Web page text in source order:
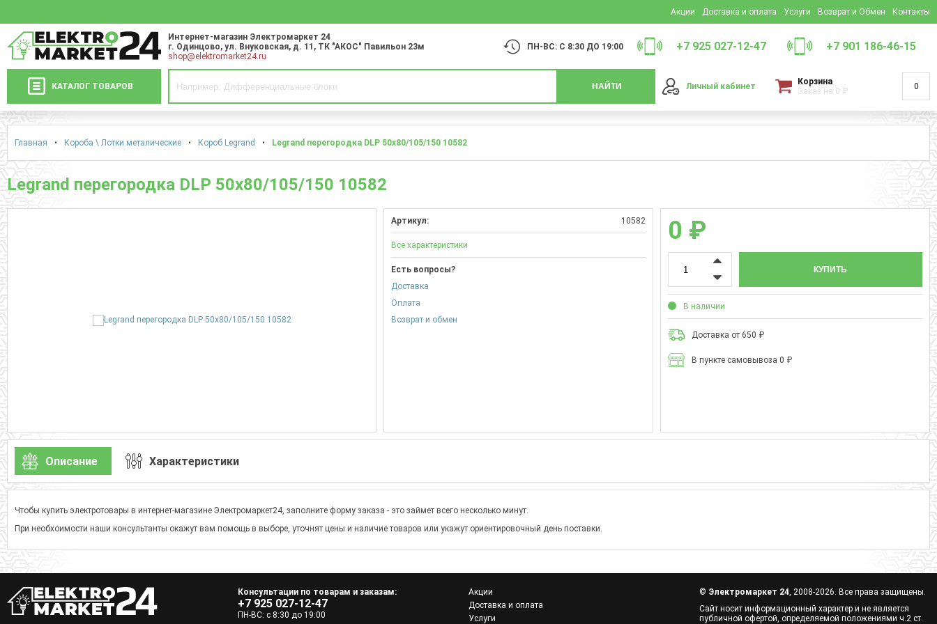
Акции Доставка и оплата Услуги Возврат и Обмен Контакты
Интернет-магазин Электромаркет 24
г. Одинцово, ул. Внуковская, д. 11 , ТК "АКОС" Павильон 23м
shop@elektromarket24.ru
ПН-ВС: С 8:30 ДО 19:00 +7 925 027-12-47 +7 901 186-46-15
КАТАЛОГ ТОВАРОВ НАЙТИ Личный кабинет
Корзина
Заказ на 0 ₽ 0
Главная • Короба \ Лотки металические • Короб Legrand • Legrand перегородка DLP 50х80/105/150 10582
Legrand перегородка DLP 50х80/105/150 10582
Артикул: 10582
Все характеристики
Есть вопросы?
Доставка
Оплата
Возврат и обмен
0 ₽
КУПИТЬ
В наличии
Доставка от 650 ₽
В пункте самовывоза 0 ₽
Описание Характеристики
Чтобы купить электротовары в интернет-магазине Электромаркет24, заполните форму заказа - это займет всего несколько минут.
При необхоимости наши консультанты окажут вам помощь в выборе, уточнят цены и наличие товаров или укажут ориентировочный день поставки.
Консультации по товарам и заказам:
+7 925 027-12-47
ПН-ВС: с 8:30 до 19:00
Акции
Доставка и оплата
Услуги
© Электромаркет 24, 2008-2026. Все права защищены.
Сайт носит информационный характер и не является
публичной офертой, определяемой положениями ч.2 ст.